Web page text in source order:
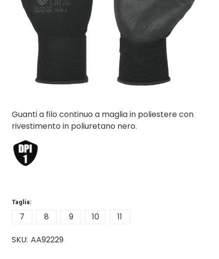
Guanti a filo continuo a maglia in poliestere con
rivestimento in poliuretano nero.
Taglia:
7 8 9 10 11
SKU: AA92229